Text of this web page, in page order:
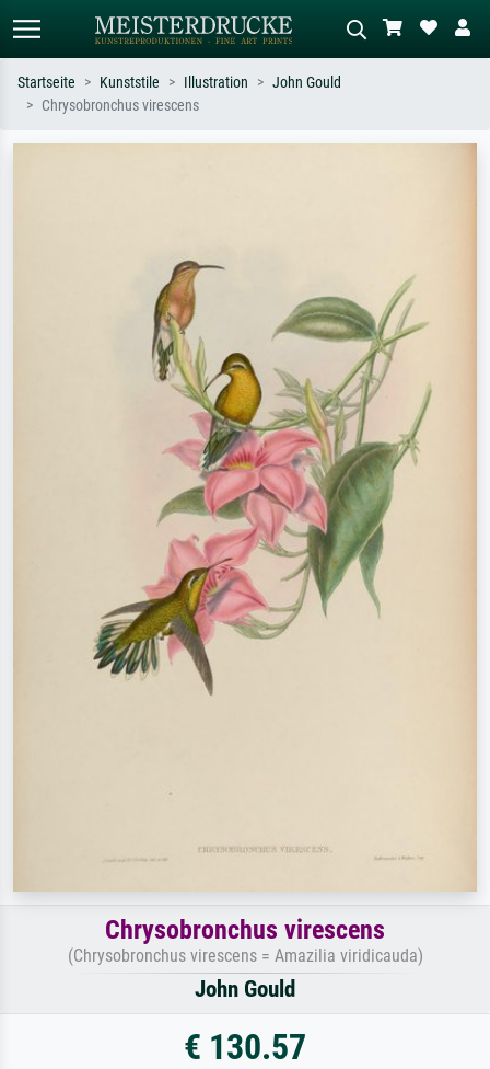
Startseite Kunststile Illustration
John Gould
Chrysobronchus virescens
Chrysobronchus virescens
(Chrysobronchus virescens = Amazilia viridicauda)
John Gould
€ 130.57